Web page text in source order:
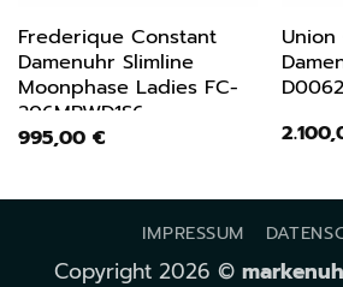
Frederique Constant
Damenuhr Slimline
Moonphase Ladies FC-
206MPWD1S6
995,00 €
IMPRESSUM
Copyright 2026 ©